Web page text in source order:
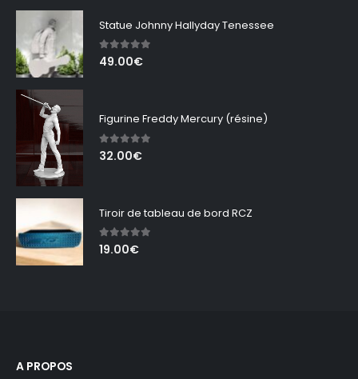
Statue Johnny Hallyday Tenessee
5.00out of 5
49.00€
Figurine Freddy Mercury (résine)
5.00out of 5
32.00€
Tiroir de tableau de bord RCZ
5.00out of 5
19.00€
A PROPOS